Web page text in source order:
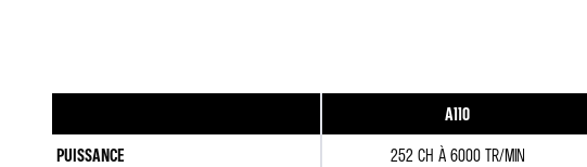
A110
PUISSANCE
252 CH À 6000 TR/MIN